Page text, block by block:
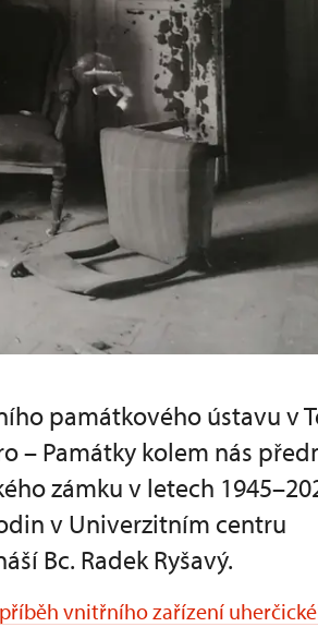
památkového ústavu v
– Památky kolem nás
zámku v letech
v Univerzitním centru
Bc. Radek Ryšavý.
příběh vnitřního zařízení